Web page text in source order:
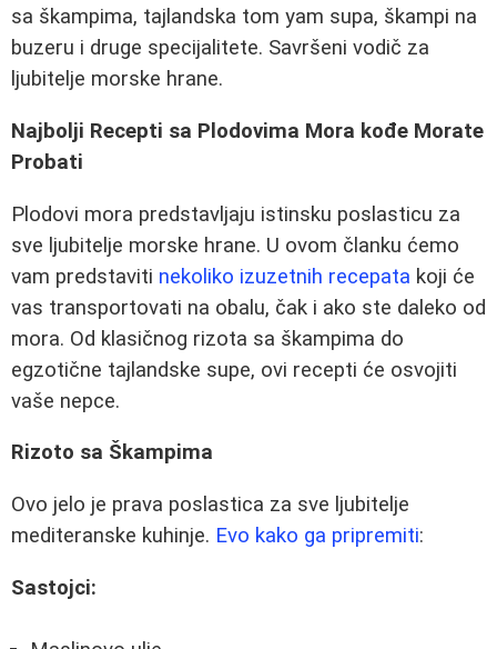
sa škampima, tajlandska tom yam supa, škampi na
buzeru i druge specijalitete. Savršeni vodič za
ljubitelje morske hrane.
Najbolji Recepti sa Plodovima Mora kođe Morate
Probati
Plodovi mora predstavljaju istinsku poslasticu za
sve ljubitelje morske hrane. U ovom članku ćemo
vam predstaviti nekoliko izuzetnih recepata koji će
vas transportovati na obalu, čak i ako ste daleko od
mora. Od klasičnog rizota sa škampima do
egzotične tajlandske supe, ovi recepti će osvojiti
vaše nepce.
Rizoto sa Škampima
Ovo jelo je prava poslastica za sve ljubitelje
mediteranske kuhinje. Evo kako ga pripremiti:
Sastojci: